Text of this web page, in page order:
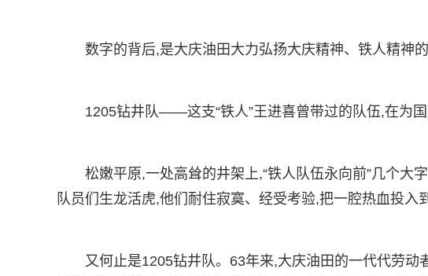
数字的背后,是大庆油田大力弘扬大庆精神、铁人精神的
1205钻井队——这支“铁人”王进喜曾带过的队伍,在为国
松嫩平原,一处高耸的井架上,“铁人队伍永向前”几个大
队员们生龙活虎,他们耐住寂寞、经受考验,把一腔热血投入
又何止是1205钻井队。63年来,大庆油田的一代代劳动